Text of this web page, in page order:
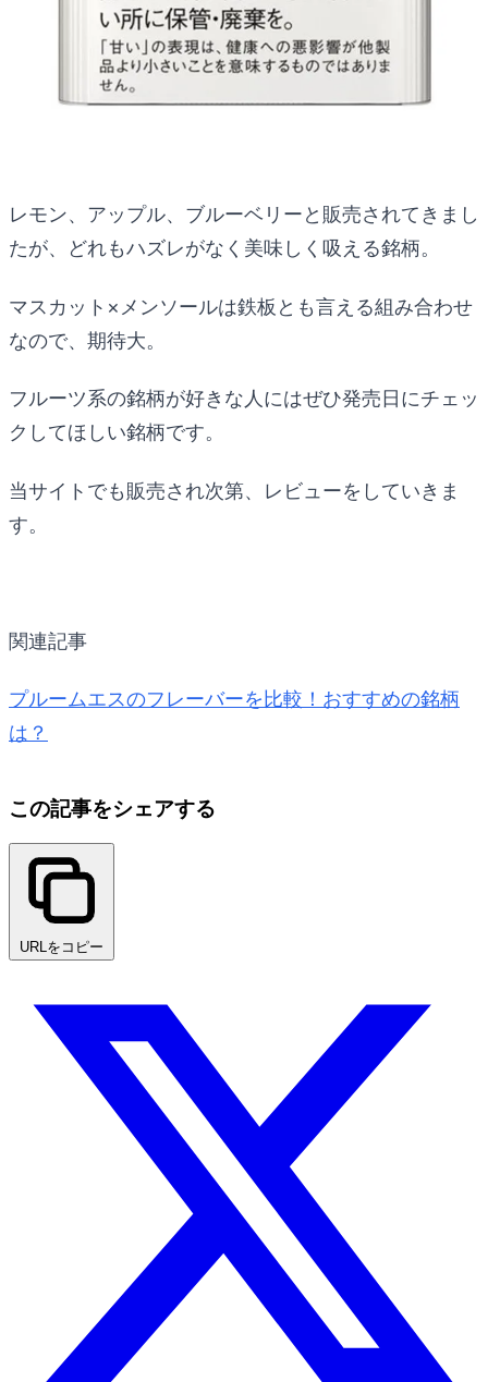
レモン、アップル、ブルーベリーと販売されてきまし
たが、どれもハズレがなく美味しく吸える銘柄。
マスカット×メンソールは鉄板とも言える組み合わせ
なので、期待大。
フルーツ系の銘柄が好きな人にはぜひ発売日にチェッ
クしてほしい銘柄です。
当サイトでも販売され次第、レビューをしていきま
す。
関連記事
プルームエスのフレーバーを比較！おすすめの銘柄
は？
この記事をシェアする
URLをコピー